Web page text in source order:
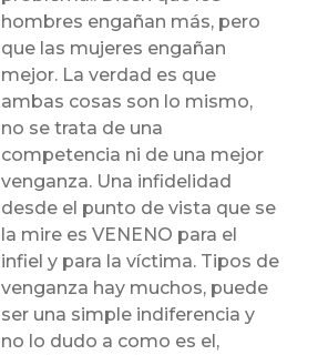
hombres engañan más, pero
que las mujeres engañan
mejor. La verdad es que
ambas cosas son lo mismo,
no se trata de una
competencia ni de una mejor
venganza. Una infidelidad
desde el punto de vista que se
la mire es VENENO para el
infiel y para la víctima. Tipos de
venganza hay muchos, puede
ser una simple indiferencia y
no lo dudo a como es el,